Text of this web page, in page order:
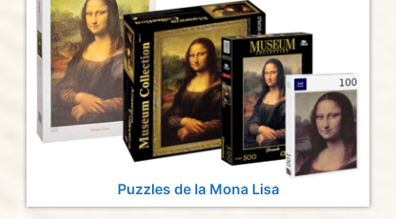
Puzzles de la Mona Lisa